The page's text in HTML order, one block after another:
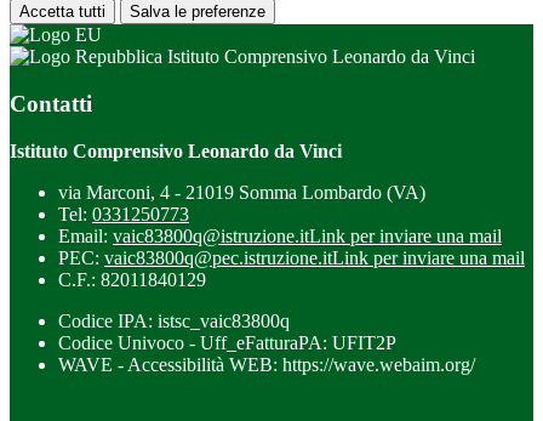
Accetta tutti Salva le preferenze
Istituto Comprensivo Leonardo da Vinci
Contatti
Istituto Comprensivo Leonardo da Vinci
via Marconi, 4 - 21019 Somma Lombardo (VA)
Tel: 0331250773
Email: vaic83800q@istruzione.itLink per inviare una mail
PEC: vaic83800q@pec.istruzione.itLink per inviare una mail
C.F.: 82011840129
Codice IPA: istsc_vaic83800q
Codice Univoco - Uff_eFatturaPA: UFIT2P
WAVE - Accessibilità WEB: https://wave.webaim.org/